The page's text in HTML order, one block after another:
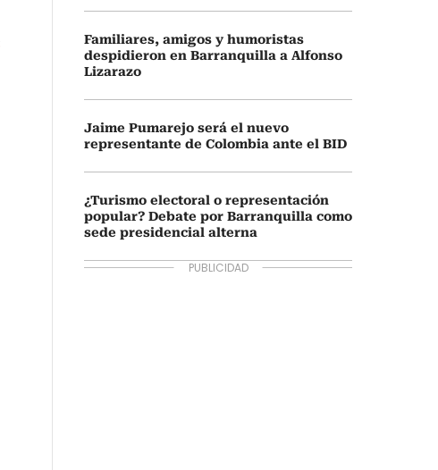
Familiares, amigos y humoristas
despidieron en Barranquilla a Alfonso
Lizarazo
Jaime Pumarejo será el nuevo
representante de Colombia ante el BID
¿Turismo electoral o representación
popular? Debate por Barranquilla como
sede presidencial alterna